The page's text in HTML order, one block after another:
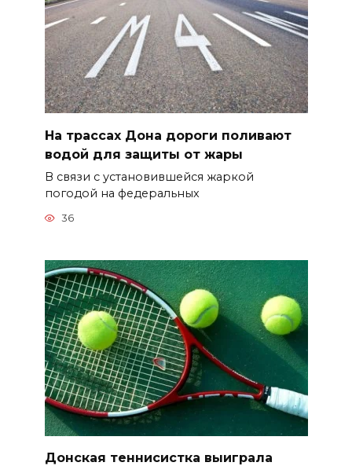
На трассах Дона дороги поливают
водой для защиты от жары
В связи с установившейся жаркой
погодой на федеральных
36
Донская теннисистка выиграла